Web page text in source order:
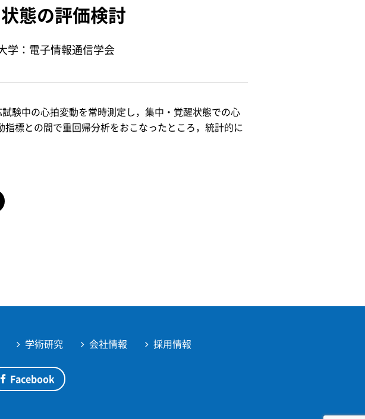
態の評価検討
学：電子情報通信学会
験中の心拍変動を常時測定し，集中・覚醒状態での心
標との間で重回帰分析をおこなったところ，統計的に
学術研究 会社情報 採用情報
Facebook